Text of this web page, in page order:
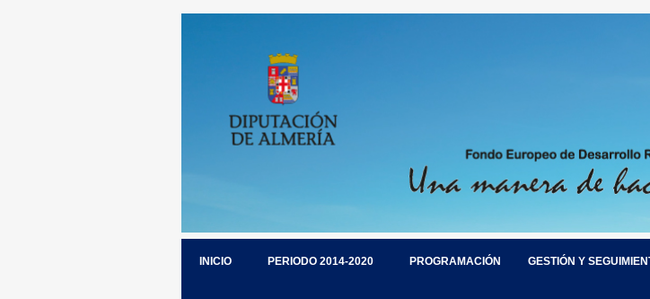
INICIO PERIODO 2014-2020 PROGRAMACIÓN GESTIÓN Y